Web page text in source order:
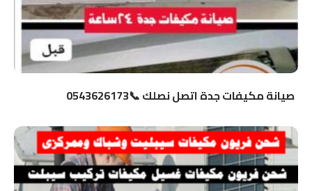
صيانة مكيفات جدة اتصل نصلك 📞0543626173